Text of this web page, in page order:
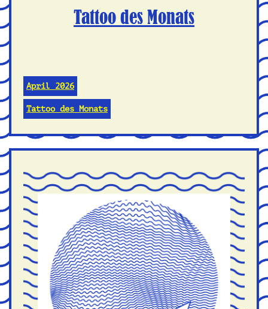
Tattoo des Monats
April 2026
Tattoo des Monats